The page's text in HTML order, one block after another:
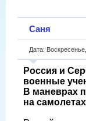
Саня
Дата:
Россия и
военные
В маневрах
на